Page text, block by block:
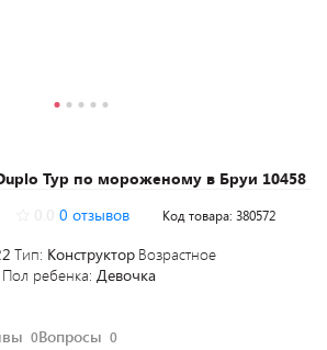
Тур по мороженому в Бруи 10458
0 отзывов Код товара: 380572
Тип: Конструктор Возрастное
Пол ребенка: Девочка
0Вопросы 0